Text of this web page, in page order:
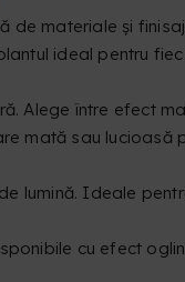
de materiale și
ideal pentru
Alege între efect
mată sau
lumină. Ideale
cu efect